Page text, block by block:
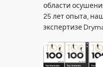
области
25 лет опыта,
экспертизе